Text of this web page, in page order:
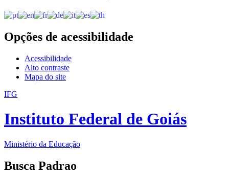
Opções de acessibilidade
Acessibilidade
Alto contraste
Mapa do site
IFG
Instituto Federal de Goiás
Ministério da Educação
Busca Padrao